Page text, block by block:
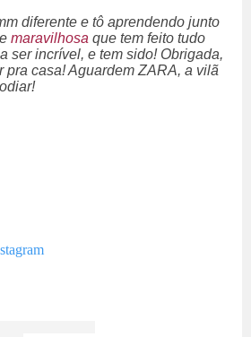
diferente e tô aprendendo junto
maravilhosa que tem feito tudo
ser incrível, e tem sido! Obrigada,
pra casa! Aguardem ZARA, a vilã